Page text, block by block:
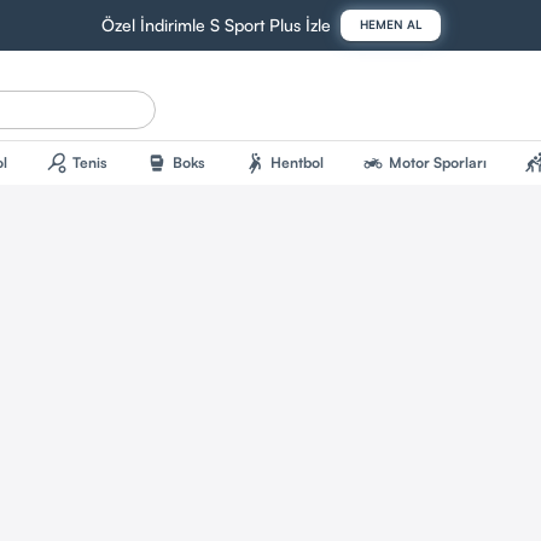
Özel İndirimle S Sport Plus İzle HEMEN AL
sports_tennis Tenis sports_mma Boks sports_handball Hentbol two_wheeler Motor Sporları